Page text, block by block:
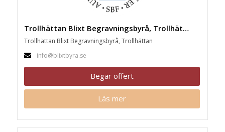
Trollhättan Blixt Begravningsbyrå, Trollhättan
Trollhättan Blixt Begravningsbyrå, Trollhättan
info@blixtbyra.se
Begär offert
Läs mer